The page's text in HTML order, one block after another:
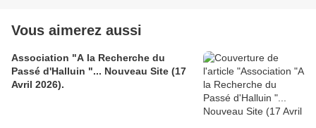
Vous aimerez aussi
Association "A la Recherche du
Passé d'Halluin "... Nouveau Site (17
Avril 2026).